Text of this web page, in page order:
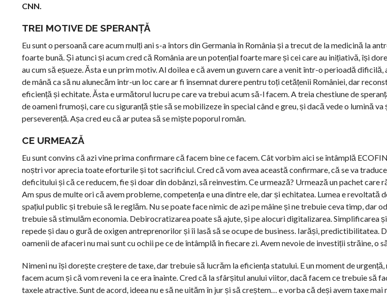
CNN.
TREI MOTIVE DE SPERANȚĂ
Eu sunt o persoană care acum mulți ani s-a întors din Germania în România și a trecut de la medicină la
foarte bună. Și atunci și acum cred că România are un potențial foarte mare și cei care au inițiativă, își
au cum să eșueze. Ăsta e un prim motiv. Al doilea e că avem un guvern care a venit într-o perioadă
de mână ca să nu alunecăm într-un loc care ar fi însemnat durere pentru toți cetățenii României, dar
eficiență și echitate. Ăsta e următorul lucru pe care va trebui acum să-l facem. A treia chestiune de
de oameni frumoși, care cu siguranță știe să se mobilizeze în special când e greu, și dacă vede o lumină va
perseverență. Așa cred eu că ar putea să se miște poporul român.
CE URMEAZĂ
Eu sunt convins că azi vine prima confirmare că facem bine ce facem. Cât vorbim aici se întâmplă
noștri vor aprecia toate eforturile și tot sacrificiul. Cred că vom avea această confirmare, că se va
deficitului și că ce reducem, fie și doar din dobânzi, să reinvestim. Ce urmează? Urmează un pachet care
Am spus de multe ori că avem probleme, competența e una dintre ele, dar și echitatea. Lumea e revoltată
spațiul public și trebuie să le reglăm. Nu se poate face nimic de azi pe mâine și ne trebuie ceva timp, dar
trebuie să stimulăm economia. Debirocratizarea poate să ajute, și pe alocuri digitalizarea. Simplificarea
repede și dau o gură de oxigen antreprenorilor și îi lasă să se ocupe de business. Iarăși, predictibilitatea.
oamenii de afaceri nu mai sunt cu ochii pe ce de întâmplă în fiecare zi. Avem nevoie de investiții străine, o
Nimeni nu își dorește creștere de taxe, dar trebuie să lucrăm la eficiența statului. E un moment de
facem acum și că vom reveni la ce era înainte. Cred că la sfârșitul anului viitor, dacă facem ce trebuie să
taxele atractive. Sunt de acord, ideea nu e să ne uităm în jur și să creștem… e vorba că deși avem taxe